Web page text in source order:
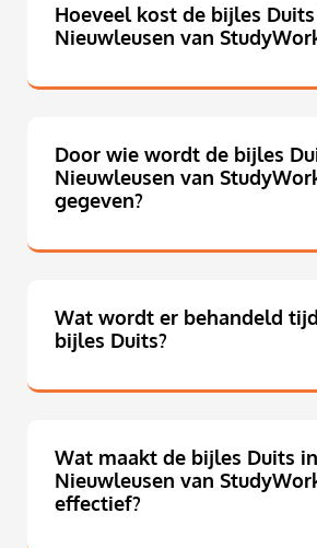
Hoeveel kost de bijles
Nieuwleusen van
Door wie wordt de bijles
Nieuwleusen van
gegeven?
Wat wordt er behandeld
bijles Duits?
Wat maakt de bijles Duits in
Nieuwleusen van
effectief?